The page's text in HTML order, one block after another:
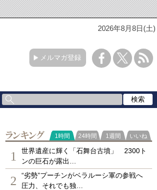
2026年8月8日(土)
メルマガ登録
ランキング
1時間 24時間 1週間 いいね
1
世界遺産に輝く「石舞台古墳」 2300ト
ンの巨石が露出…
2
“劣勢”プーチンがベラルーシ軍の参戦へ
圧力、それでも独…